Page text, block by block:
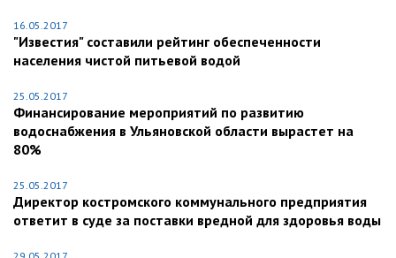
16.05.2017
"Известия" составили рейтинг обеспеченности
населения чистой питьевой водой
25.05.2017
Финансирование мероприятий по развитию
водоснабжения в Ульяновской области вырастет на
80%
25.05.2017
Директор костромского коммунального предприятия
ответит в суде за поставки вредной для здоровья воды